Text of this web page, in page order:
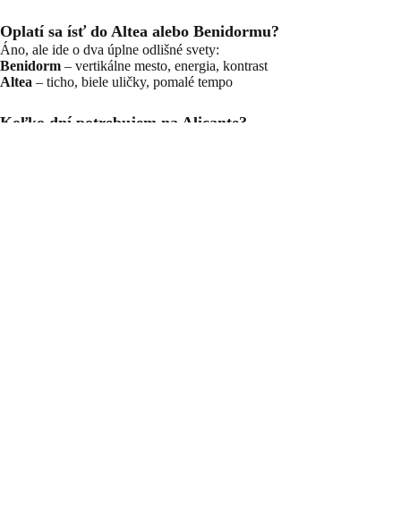
Oplatí sa ísť do Altea alebo Benidormu?
Áno, ale ide o dva úplne odlišné svety:
Benidorm – vertikálne mesto, energia, kontrast
Altea – ticho, biele uličky, pomalé tempo
Koľko dní potrebujem na Alicante?